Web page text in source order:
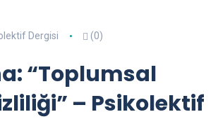
Dergisi (0)
“Toplumsal
– Psikolektif